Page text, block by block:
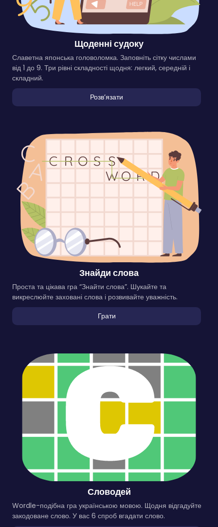
Щоденні судоку
Славетна японська головоломка. Заповніть сітку числами
від 1 до 9. Три рівні складності щодня: легкий, середній і
складний.
Розвʼязати
Знайди слова
Проста та цікава гра “Знайти слова”. Шукайте та
викреслюйте заховані слова і розвивайте уважність.
Грати
Словодей
Wordle-подібна гра українською мовою. Щодня відгадуйте
закодоване слово. У вас 6 спроб вгадати слово.